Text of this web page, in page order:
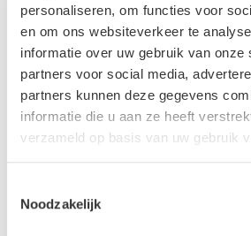
personaliseren, om functies voor
en om ons websiteverkeer te
informatie over uw gebruik van onze
partners voor social media,
partners kunnen deze gegevens
informatie die u aan ze heeft
verzameld op basis van uw gebruik
Noodzakelijk
In Amsterdam-Zuidoost staat
hoogbouwproject: The
bestaat uit twee torens, een zes
een tweelaagse parkeergarage.
hoogtepunten zijn de omzetting
situ naar prefab beton, een paal-
een geïntegreerde
specialisten Arie-Jan van
Apron, en ontwerpleider Mark ter